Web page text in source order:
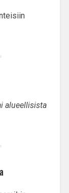
alueellisista